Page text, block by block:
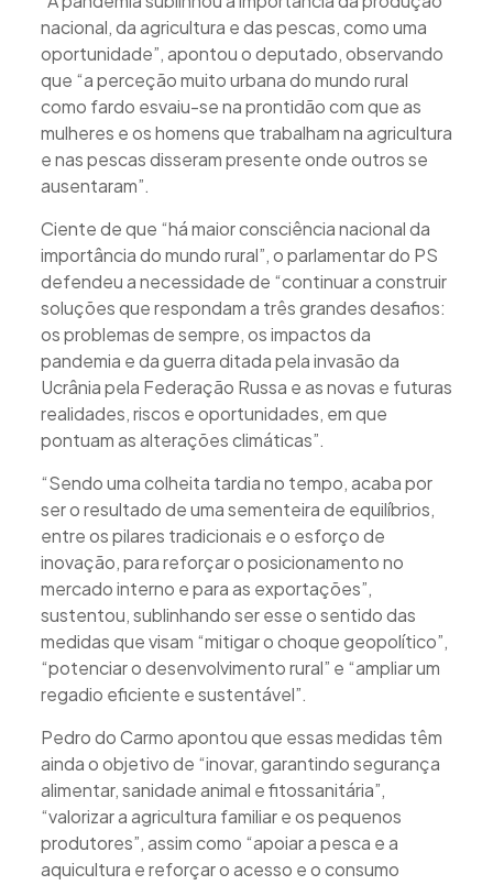
nacional, da agricultura e das pescas, como uma
oportunidade”, apontou o deputado, observando
que “a perceção muito urbana do mundo rural
como fardo esvaiu-se na prontidão com que as
mulheres e os homens que trabalham na agricultura
e nas pescas disseram presente onde outros se
ausentaram”.
Ciente de que “há maior consciência nacional da
importância do mundo rural”, o parlamentar do PS
defendeu a necessidade de “continuar a construir
soluções que respondam a três grandes desafios:
os problemas de sempre, os impactos da
pandemia e da guerra ditada pela invasão da
Ucrânia pela Federação Russa e as novas e futuras
realidades, riscos e oportunidades, em que
pontuam as alterações climáticas”.
“Sendo uma colheita tardia no tempo, acaba por
ser o resultado de uma sementeira de equilíbrios,
entre os pilares tradicionais e o esforço de
inovação, para reforçar o posicionamento no
mercado interno e para as exportações”,
sustentou, sublinhando ser esse o sentido das
medidas que visam “mitigar o choque geopolítico”,
“potenciar o desenvolvimento rural” e “ampliar um
regadio eficiente e sustentável”.
Pedro do Carmo apontou que essas medidas têm
ainda o objetivo de “inovar, garantindo segurança
alimentar, sanidade animal e fitossanitária”,
“valorizar a agricultura familiar e os pequenos
produtores”, assim como “apoiar a pesca e a
aquicultura e reforçar o acesso e o consumo